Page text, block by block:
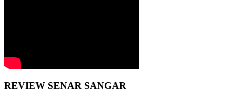
REVIEW SENAR SANGAR